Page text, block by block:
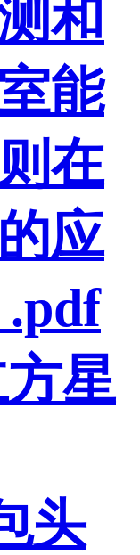
和
能
在
应
方星
头